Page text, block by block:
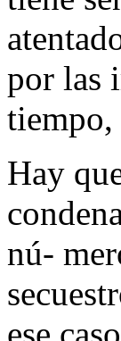
por las
tiempo,
Hay
nú-
ese